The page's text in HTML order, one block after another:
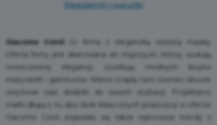
Regulamin i warunki
Giacomo Conti
to firma z elegancką odzieżą męską.
Oferta firmy jest skierowana do mężczyzn, którzy szukają
nowoczesnej elegancji, oczekują modnych krojów
marynarek i garniturów. Klienci znajdą tam również obuwie
wizytowe oraz dodatki do swoich stylizacji. Projektanci
marki dbają o to, aby obok klasycznych propozycji w ofercie
Giacomo Conti pojawiały się także najnowsze trendy z